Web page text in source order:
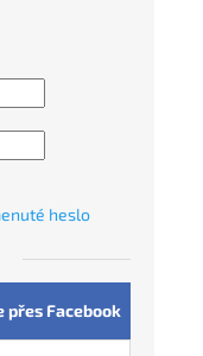
heslo
přes Facebook